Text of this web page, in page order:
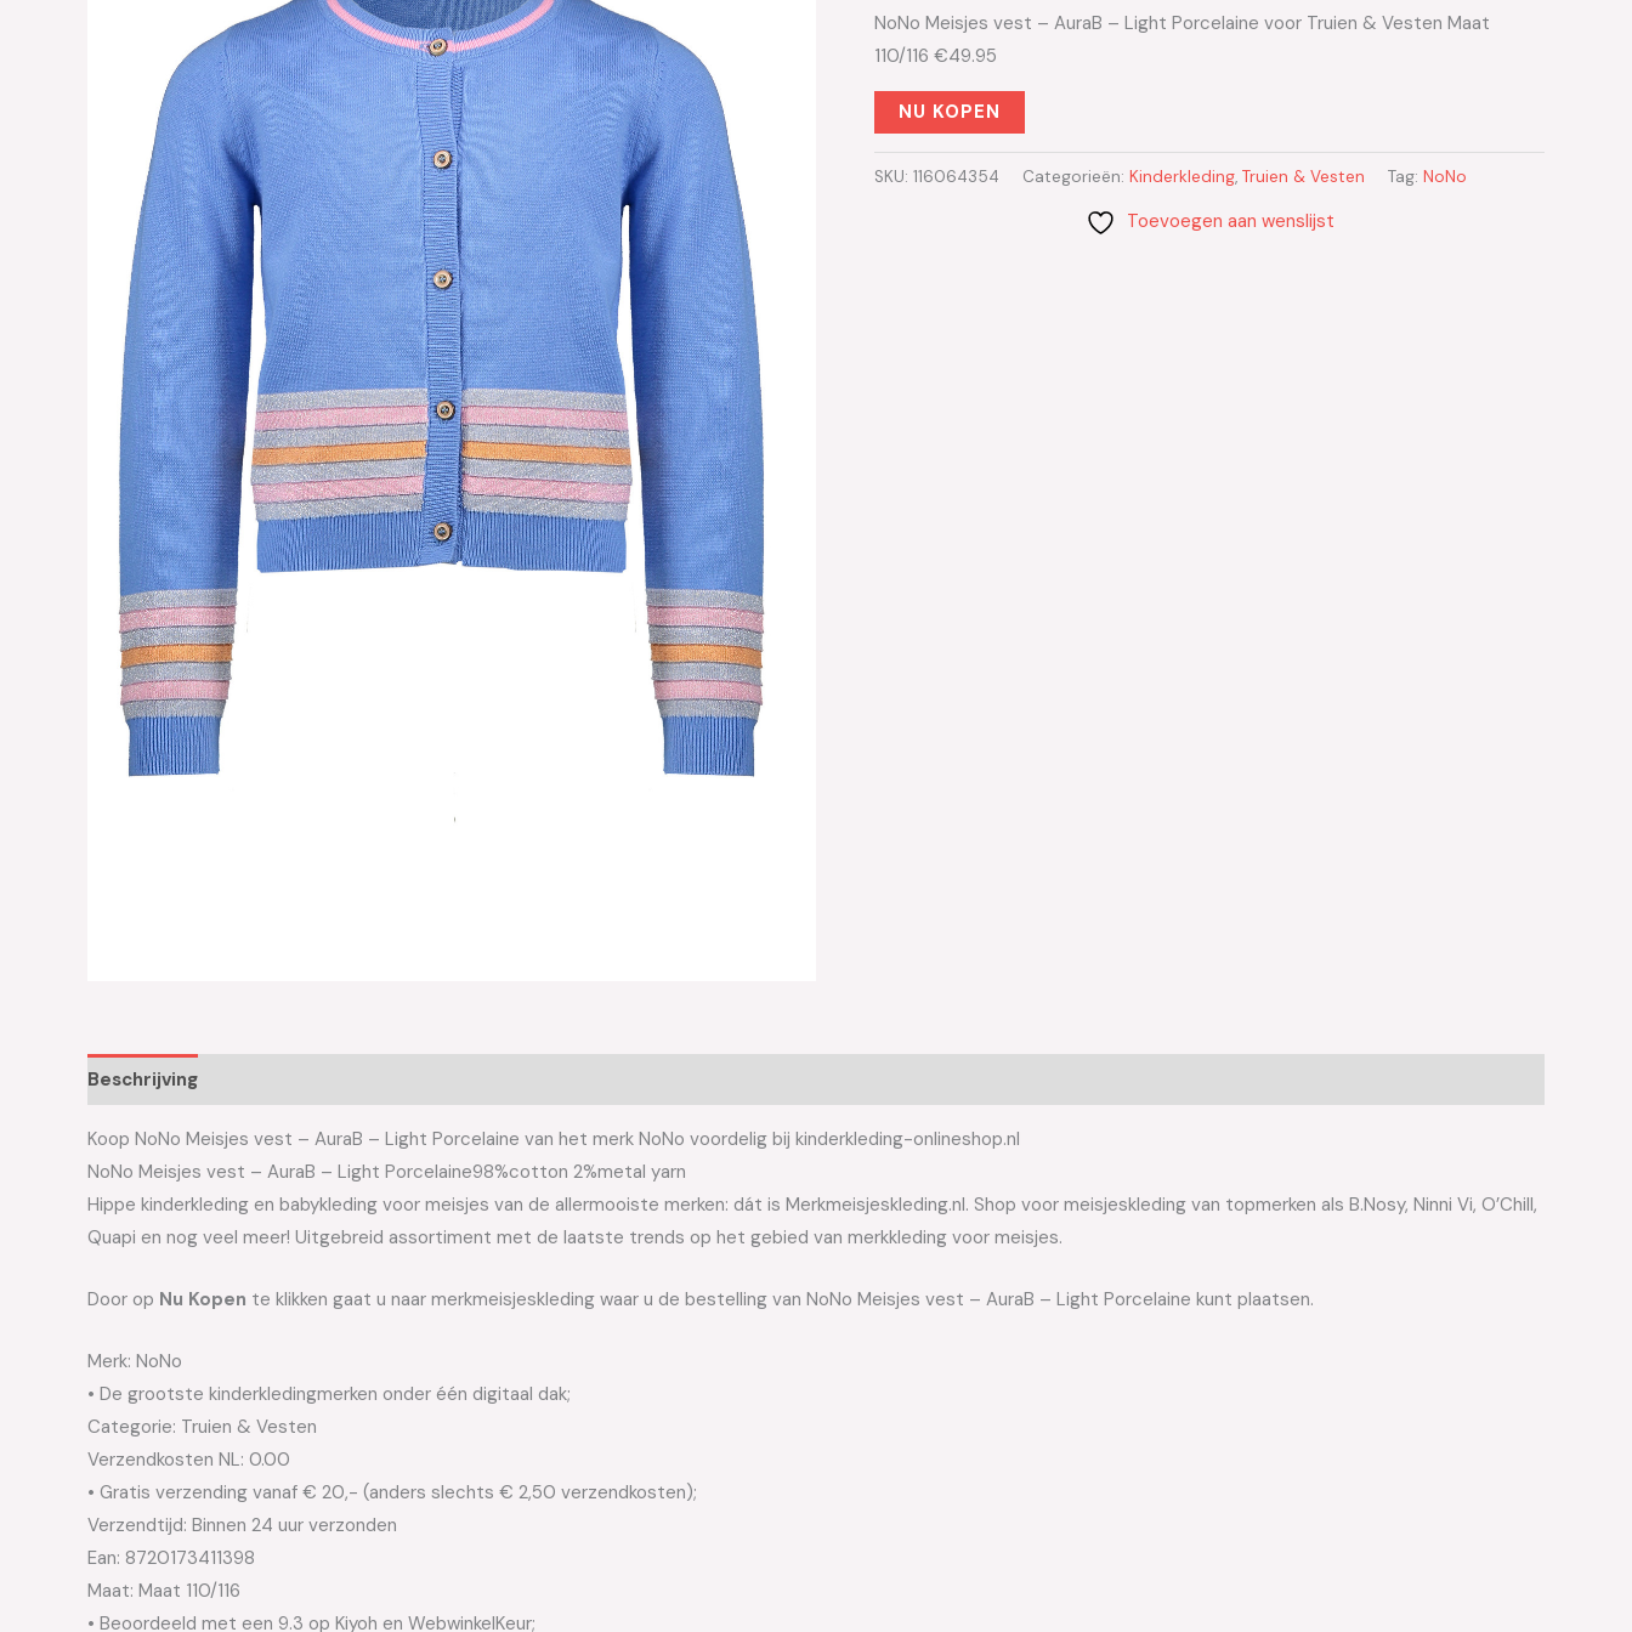
NoNo Meisjes vest – AuraB – Light Porcelaine voor Truien & Vesten Maat
110/116 €49.95
NU KOPEN
SKU: 116064354 Categorieën: Kinderkleding, Truien & Vesten Tag: NoNo
Toevoegen aan wenslijst
Beschrijving
Koop NoNo Meisjes vest – AuraB – Light Porcelaine van het merk NoNo voordelig bij kinderkleding-onlineshop.nl
NoNo Meisjes vest – AuraB – Light Porcelaine98%cotton 2%metal yarn
Hippe kinderkleding en babykleding voor meisjes van de allermooiste merken: dát is Merkmeisjeskleding.nl. Shop voor meisjeskleding van topmerken als B.Nosy, Ninni Vi, O’Chill,
Quapi en nog veel meer! Uitgebreid assortiment met de laatste trends op het gebied van merkkleding voor meisjes.
Door op Nu Kopen te klikken gaat u naar merkmeisjeskleding waar u de bestelling van NoNo Meisjes vest – AuraB – Light Porcelaine kunt plaatsen.
Merk: NoNo
• De grootste kinderkledingmerken onder één digitaal dak;
Categorie: Truien & Vesten
Verzendkosten NL: 0.00
• Gratis verzending vanaf € 20,- (anders slechts € 2,50 verzendkosten);
Verzendtijd: Binnen 24 uur verzonden
Ean: 8720173411398
Maat: Maat 110/116
• Beoordeeld met een 9.3 op Kiyoh en WebwinkelKeur;